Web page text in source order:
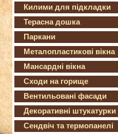
Килими для підкладки
Терасна дошка
Паркани
Металопластикові вікна
Мансардні вікна
Сходи на горище
Вентильовані фасади
Декоративні штукатурки
Сендвіч та термопанелі